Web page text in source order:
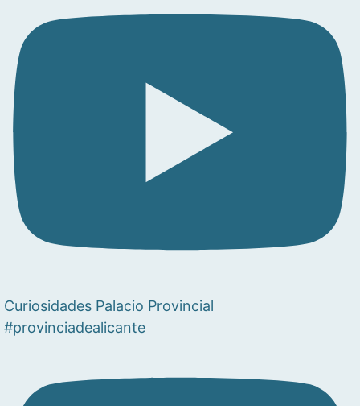
Curiosidades Palacio Provincial
#provinciadealicante